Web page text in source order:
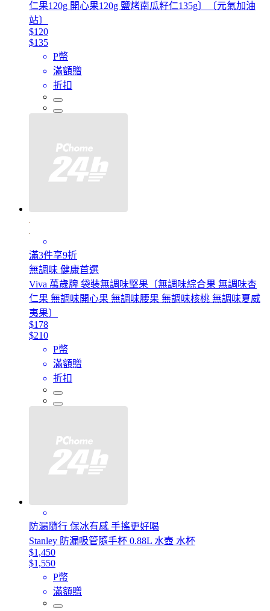
仁果120g 開心果120g 鹽烤南瓜籽仁135g〕〔元氣加油
站〕
$120
$135
P幣
滿額贈
折扣
滿3件享9折
無調味 健康首選
Viva 萬歲牌 袋裝無調味堅果〔無調味綜合果 無調味杏
仁果 無調味開心果 無調味腰果 無調味核桃 無調味夏威
夷果〕
$178
$210
P幣
滿額贈
折扣
防漏隨行 保冰有感 手搖更好喝
Stanley 防漏吸管隨手杯 0.88L 水壺 水杯
$1,450
$1,550
P幣
滿額贈